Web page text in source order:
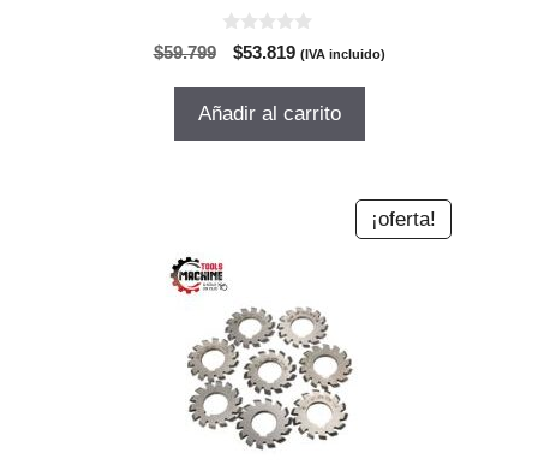
$59.799
El
original
$53.819El
actual
(IVA incluido)
Añadir al carrito
¡oferta!